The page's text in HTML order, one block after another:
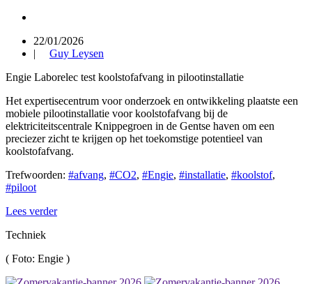
22/01/2026
| Guy Leysen
Engie Laborelec test koolstofafvang in pilootinstallatie
Het expertisecentrum voor onderzoek en ontwikkeling plaatste een
mobiele pilootinstallatie voor koolstofafvang bij de
elektriciteitscentrale Knippegroen in de Gentse haven om een
preciezer zicht te krijgen op het toekomstige potentieel van
koolstofafvang.
Trefwoorden: #afvang, #CO2, #Engie, #installatie, #koolstof,
#piloot
Lees verder
Techniek
( Foto: Engie )